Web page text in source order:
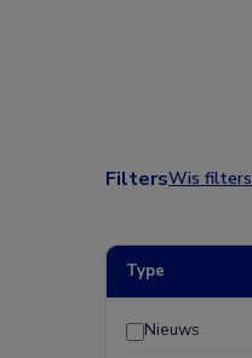
FiltersWis filters
Type
Nieuws